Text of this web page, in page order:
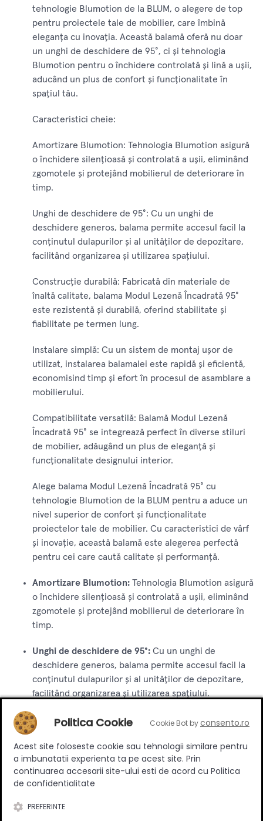
tehnologie Blumotion de la BLUM, o alegere de top
pentru proiectele tale de mobilier, care îmbină
eleganța cu inovația. Această balamă oferă nu doar
un unghi de deschidere de 95°, ci și tehnologia
Blumotion pentru o închidere controlată și lină a ușii,
aducând un plus de confort și funcționalitate în
spațiul tău.
Caracteristici cheie:
Amortizare Blumotion: Tehnologia Blumotion asigură
o închidere silențioasă și controlată a ușii, eliminând
zgomotele și protejând mobilierul de deteriorare în
timp.
Unghi de deschidere de 95°: Cu un unghi de
deschidere generos, balama permite accesul facil la
conținutul dulapurilor și al unităților de depozitare,
facilitând organizarea și utilizarea spațiului.
Construcție durabilă: Fabricată din materiale de
înaltă calitate, balama Modul Lezenă Încadrată 95°
este rezistentă și durabilă, oferind stabilitate și
fiabilitate pe termen lung.
Instalare simplă: Cu un sistem de montaj ușor de
utilizat, instalarea balamalei este rapidă și eficientă,
economisind timp și efort în procesul de asamblare a
mobilierului.
Compatibilitate versatilă: Balamă Modul Lezenă
Încadrată 95° se integrează perfect în diverse stiluri
de mobilier, adăugând un plus de eleganță și
funcționalitate designului interior.
Alege balama Modul Lezenă Încadrată 95° cu
tehnologie Blumotion de la BLUM pentru a aduce un
nivel superior de confort și funcționalitate
proiectelor tale de mobilier. Cu caracteristici de vârf
și inovație, această balamă este alegerea perfectă
pentru cei care caută calitate și performanță.
Amortizare Blumotion: Tehnologia Blumotion asigură
o închidere silențioasă și controlată a ușii, eliminând
zgomotele și protejând mobilierul de deteriorare în
timp.
Unghi de deschidere de 95°: Cu un unghi de
deschidere generos, balama permite accesul facil la
conținutul dulapurilor și al unităților de depozitare,
facilitând organizarea și utilizarea spațiului.
Construcție durabilă:Fabricată din materiale de
înaltă calitate, balama Modul Lezenă Încadrată 95°
este rezistentă și durabilă, oferind stabilitate și
fiabilitate pe termen lung.
Instalare simplă:
Politica Cookie Cookie Bot byconsento.ro
Acest site foloseste cookie sau tehnologii similare pentru
a imbunatatii experienta ta pe acest site. Prin
continuarea accesarii site-ului esti de acord cu Politica
de confidentialitate
PREFERINTE